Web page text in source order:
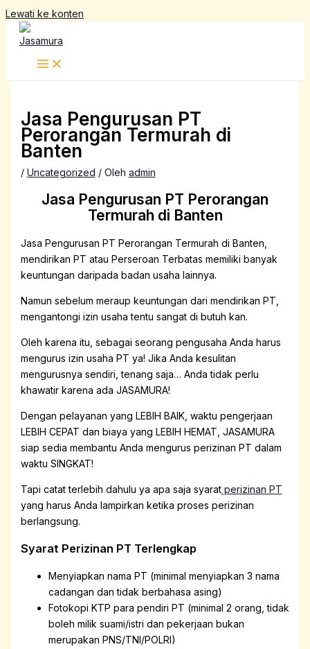
Lewati ke konten
Jasa Pengurusan PT
Perorangan Termurah di
Banten
/ Uncategorized / Oleh admin
Jasa Pengurusan PT Perorangan
Termurah di Banten
Jasa Pengurusan PT Perorangan Termurah di Banten,
mendirikan PT atau Perseroan Terbatas memiliki banyak
keuntungan daripada badan usaha lainnya.
Namun sebelum meraup keuntungan dari mendirikan PT,
mengantongi izin usaha tentu sangat di butuh kan.
Oleh karena itu, sebagai seorang pengusaha Anda harus
mengurus izin usaha PT ya! Jika Anda kesulitan
mengurusnya sendiri, tenang saja… Anda tidak perlu
khawatir karena ada JASAMURA!
Dengan pelayanan yang LEBIH BAIK, waktu pengerjaan
LEBIH CEPAT dan biaya yang LEBIH HEMAT, JASAMURA
siap sedia membantu Anda mengurus perizinan PT dalam
waktu SINGKAT!
Tapi catat terlebih dahulu ya apa saja syaratperizinan PT
yang harus Anda lampirkan ketika proses perizinan
berlangsung.
Syarat Perizinan PT Terlengkap
Menyiapkan nama PT (minimal menyiapkan 3 nama
cadangan dan tidak berbahasa asing)
Fotokopi KTP para pendiri PT (minimal 2 orang, tidak
boleh milik suami/istri dan pekerjaan bukan
merupakan PNS/TNI/POLRI)